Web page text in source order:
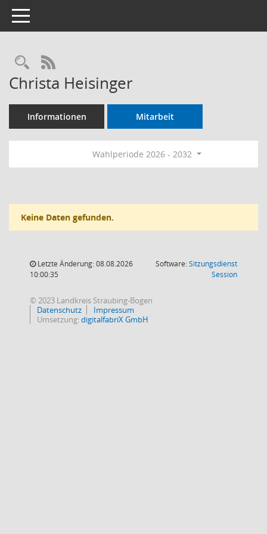
Toggle navigation
Rechercheauswahl
RSS-Feed
Christa Heisinger
Informationen Mitarbeit
Wahlperiode 2026 - 2032
Keine Daten gefunden.
Letzte Änderung: 08.08.2026
10:00:35
Software:Sitzungsdienst
Session(Wird in
© 2023 Landkreis Straubing-Bogen
Datenschutz
Impressum
Umsetzung:digitalfabriX GmbH